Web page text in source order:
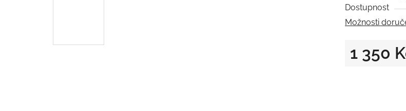
Dostupnost
Možnosti
1 350